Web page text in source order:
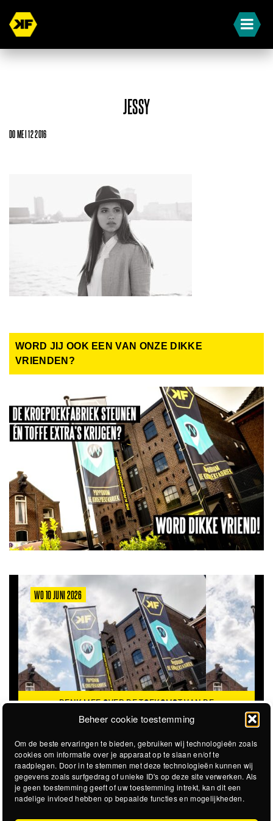
Beheer cookie toestemming
Om de beste ervaringen te bieden, gebruiken wij technologieën zoals
cookies om informatie over je apparaat op te slaan en/of te
raadplegen. Door in te stemmen met deze technologieën kunnen wij
gegevens zoals surfgedrag of unieke ID's op deze site verwerken. Als
je geen toestemming geeft of uw toestemming intrekt, kan dit een
nadelige invloed hebben op bepaalde functies en mogelijkheden.
JESSY
DO MEI 12 2016
WORD JIJ OOK EEN VAN ONZE DIKKE
VRIENDEN?
WO 10 JUNI 2026
DENK MEE OVER DE TOEKOMST VAN DE
KROEPOEKFABRIEK